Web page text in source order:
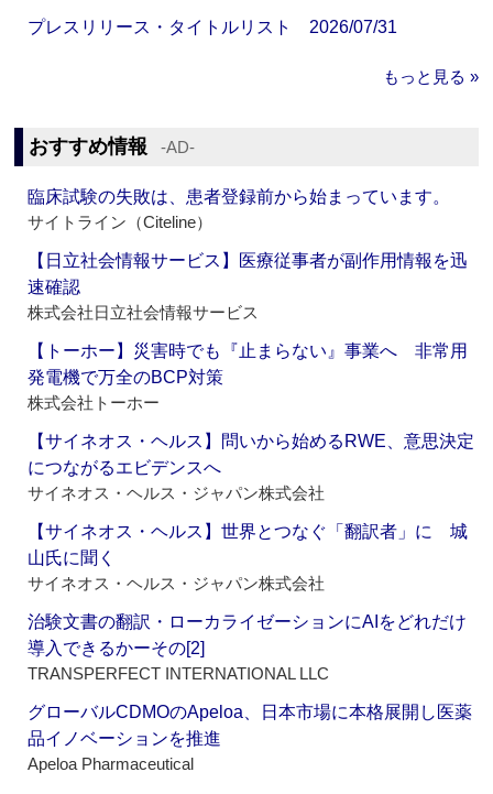
プレスリリース・タイトルリスト 2026/07/31
もっと見る »
おすすめ情報 ‐AD‐
臨床試験の失敗は、患者登録前から始まっています。
サイトライン（Citeline）
【日立社会情報サービス】医療従事者が副作用情報を迅
速確認
株式会社日立社会情報サービス
【トーホー】災害時でも『止まらない』事業へ 非常用
発電機で万全のBCP対策
株式会社トーホー
【サイネオス・ヘルス】問いから始めるRWE、意思決定
につながるエビデンスへ
サイネオス・ヘルス・ジャパン株式会社
【サイネオス・ヘルス】世界とつなぐ「翻訳者」に 城
山氏に聞く
サイネオス・ヘルス・ジャパン株式会社
治験文書の翻訳・ローカライゼーションにAIをどれだけ
導入できるかーその[2]
TRANSPERFECT INTERNATIONAL LLC
グローバルCDMOのApeloa、日本市場に本格展開し医薬
品イノベーションを推進
Apeloa Pharmaceutical